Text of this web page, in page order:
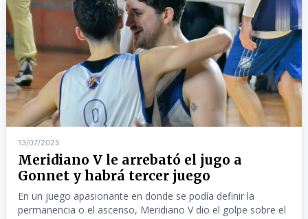
13/07/2025
Meridiano V le arrebató el jugo a
Gonnet y habrá tercer juego
En un juego apasionante en donde se podía definir la
permanencia o el ascenso, Meridiano V dio el golpe sobre el